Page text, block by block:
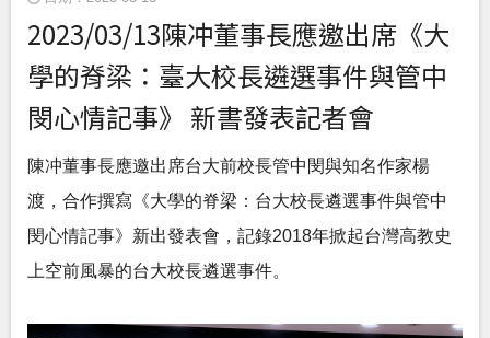
2023/03/13陳冲董事長應邀出席《大
學的脊梁：臺大校長遴選事件與管中
閔心情記事》 新書發表記者會
陳冲董事長應邀出席台大前校長管中閔與知名作家楊
渡，合作撰寫《大學的脊梁：台大校長遴選事件與管中
閔心情記事》新出發表會，記錄2018年掀起台灣高教史
上空前風暴的台大校長遴選事件。